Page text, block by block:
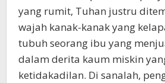
yang rumit, Tuhan justru
wajah kanak-kanak yang
tubuh seorang ibu yang
dalam derita kaum miskin
ketidakadilan. Di sanalah,